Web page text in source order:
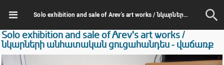
Solo exhibition and sale of Arev's art works / նկարների անհատական ցուցահանդես - վաճառք
Solo exhibition and sale of Arev's art works /
նկարների անհատական ցուցահանդես - վաճառք